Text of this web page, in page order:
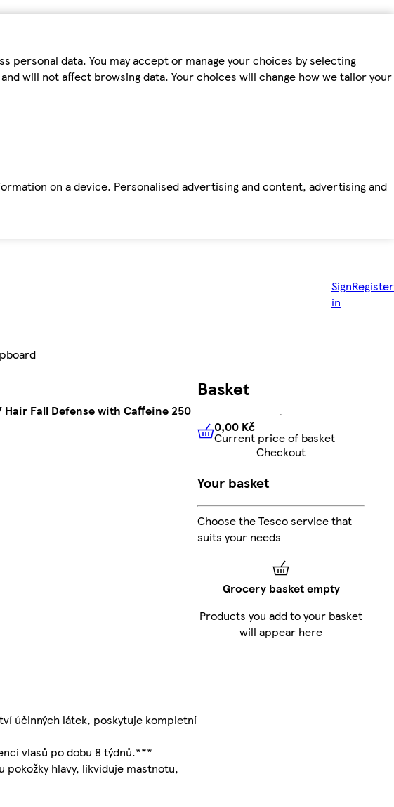
data. You may accept or manage your choices by selecting
will not affect browsing data. Your choices will change how we tailor your
on a device. Personalised advertising and content, advertising and
Sign
in
Register
Fall Defense with Caffeine 250
účinných látek, poskytuje kompletní
vlasů po dobu 8 týdnů.***
pokožky hlavy, likviduje mastnotu,
Basket
0,00 KčCurrent price of
0,00 Kč
Current price of basket
Checkout
Your basket
Choose the Tesco service that
suits your needs
Grocery basket empty
Products you add to your basket
will appear here